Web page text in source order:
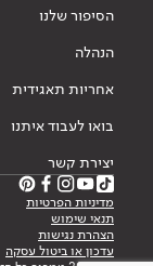
הסיפור שלנו
הנהלה
אחריות תאגידית
בואו לעבוד איתנו
יצירת קשר
מדיניות הפרטיות
תנאי שימוש
הצהרת נגישות
עדכון או ביטול עסקה